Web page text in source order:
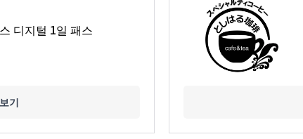
디지털 1일 패스
기